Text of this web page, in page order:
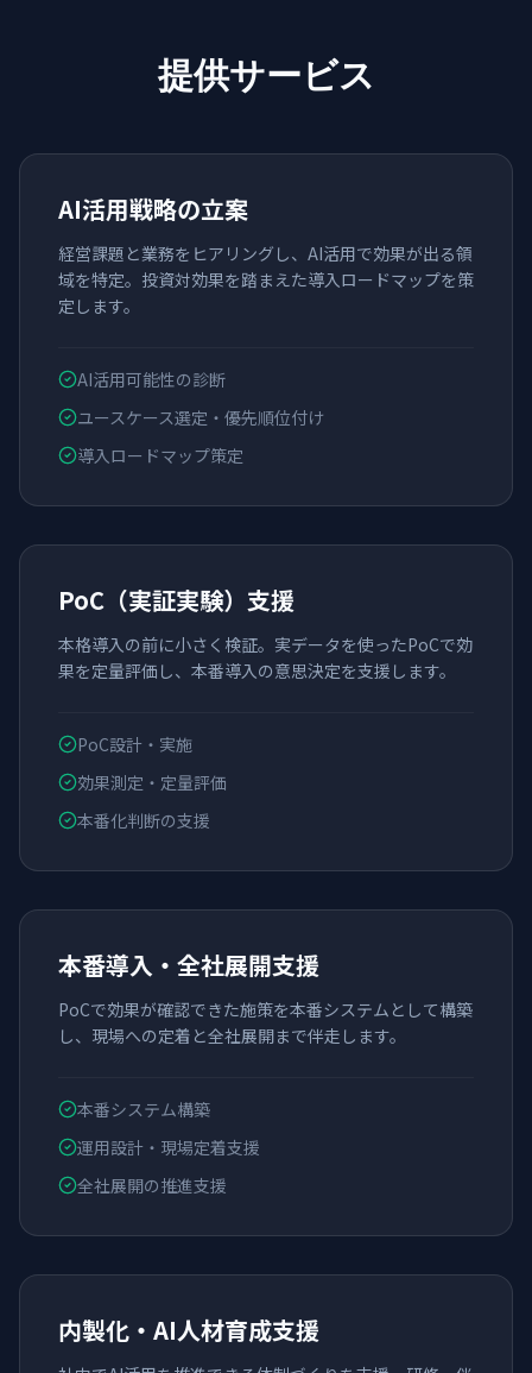
提供サービス
AI活用戦略の立案
経営課題と業務をヒアリングし、AI活用で効果が出る領
域を特定。投資対効果を踏まえた導入ロードマップを策
定します。
AI活用可能性の診断
ユースケース選定・優先順位付け
導入ロードマップ策定
PoC（実証実験）支援
本格導入の前に小さく検証。実データを使ったPoCで効
果を定量評価し、本番導入の意思決定を支援します。
PoC設計・実施
効果測定・定量評価
本番化判断の支援
本番導入・全社展開支援
PoCで効果が確認できた施策を本番システムとして構築
し、現場への定着と全社展開まで伴走します。
本番システム構築
運用設計・現場定着支援
全社展開の推進支援
内製化・AI人材育成支援